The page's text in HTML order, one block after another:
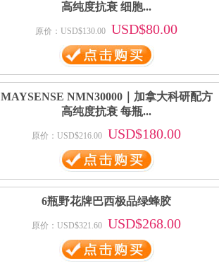
高纯度抗衰 细胞...
原价：USD$130.00 USD$80.00
MAYSENSE NMN30000｜加拿大科研配方
高纯度抗衰 每瓶...
原价：USD$216.00 USD$180.00
6瓶野花牌巴西极品绿蜂胶
原价：USD$321.60 USD$268.00